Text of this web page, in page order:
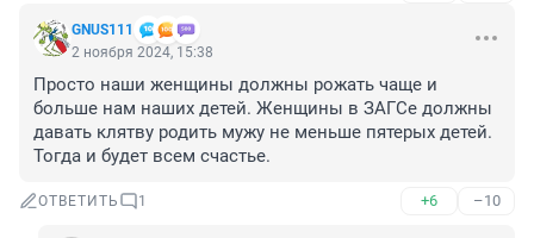
GNUS111
2 ноября 2024, 15:38
Просто наши женщины должны рожать чаще и
больше нам наших детей. Женщины в ЗАГСе должны
давать клятву родить мужу не меньше пятерых детей.
Тогда и будет всем счастье.
ОТВЕТИТЬ 1 +6 –10